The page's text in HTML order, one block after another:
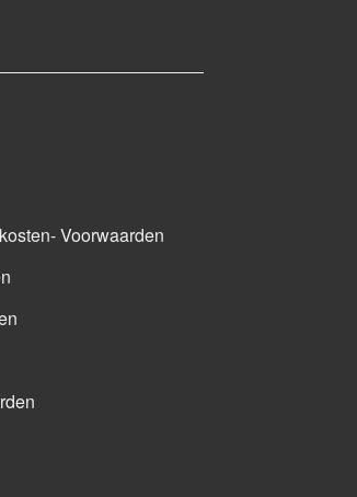
Voorwaarden